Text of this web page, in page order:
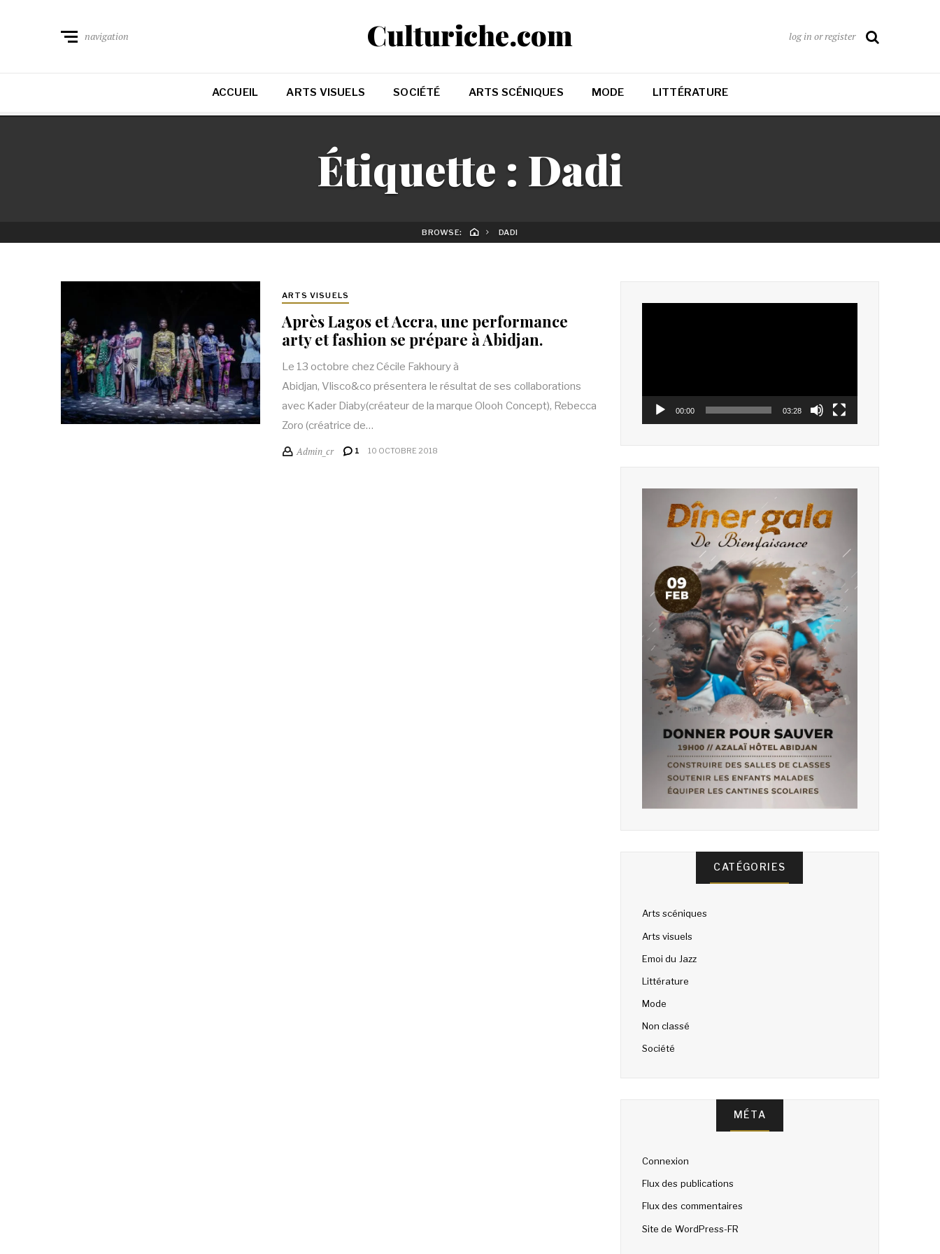
Culturiche.com
navigation log in or register
ACCUEIL ARTS VISUELS SOCIÉTÉ ARTS SCÉNIQUES MODE LITTÉRATURE
Étiquette : Dadi
BROWSE: DADI
ARTS VISUELS
Après Lagos et Accra, une performance
arty et fashion se prépare à Abidjan.
Le 13 octobre chez Cécile Fakhoury à
Abidjan, Vlisco&co présentera le résultat de ses collaborations
avec Kader Diaby(créateur de la marque Olooh Concept), Rebecca
Zoro (créatrice de…
Admin_cr 1 10 OCTOBRE 2018
00:00 03:28
CATÉGORIES
Arts scéniques
Arts visuels
Emoi du Jazz
Littérature
Mode
Non classé
Société
MÉTA
Connexion
Flux des publications
Flux des commentaires
Site de WordPress-FR